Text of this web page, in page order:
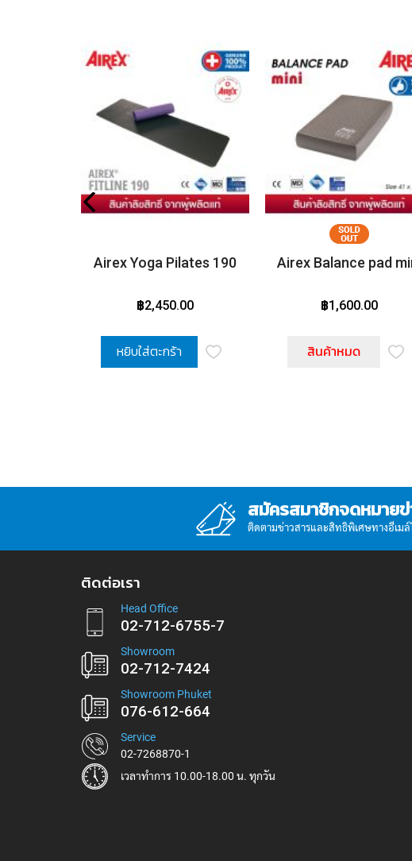
Airex Yoga Pilates 190
฿2,450.00
หยิบใส่ตะกร้า
Airex Balance pad
฿1,600.00
สินค้าหมด
สมัครสมาชิกจดหมายข่
ติดตามข่าวสารและสิทธิพิเศษทางอีเม
ติดต่อเรา
Head Office
02-712-6755-7
Showroom
02-712-7424
Showroom Phuket
076-612-664
Service
02-7268870-1
เวลาทำการ 10.00-18.00 น. ทุกวัน